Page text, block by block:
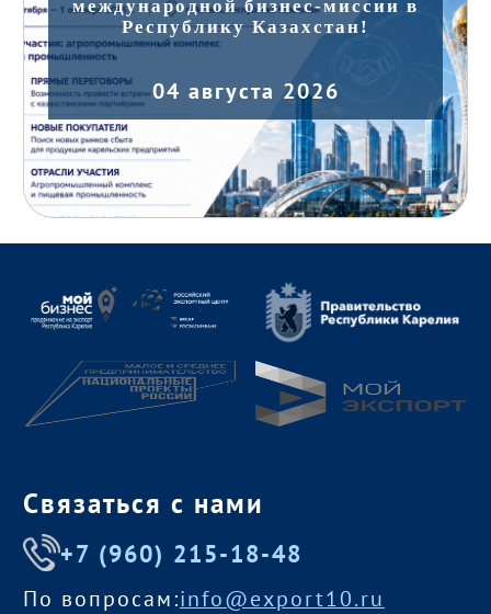
международной бизнес-миссии в
Республику Казахстан!
04 августа 2026
Связаться с нами
+7 (960) 215-18-48
По вопросам:info@export10.ru